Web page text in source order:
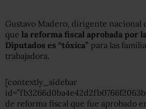
Gustavo Madero, dirigente nacional
que la reforma fiscal aprobada por
Diputados es “tóxica” para las
trabajadora.
[contextly_sidebar
de reforma fiscal que fue aprobado